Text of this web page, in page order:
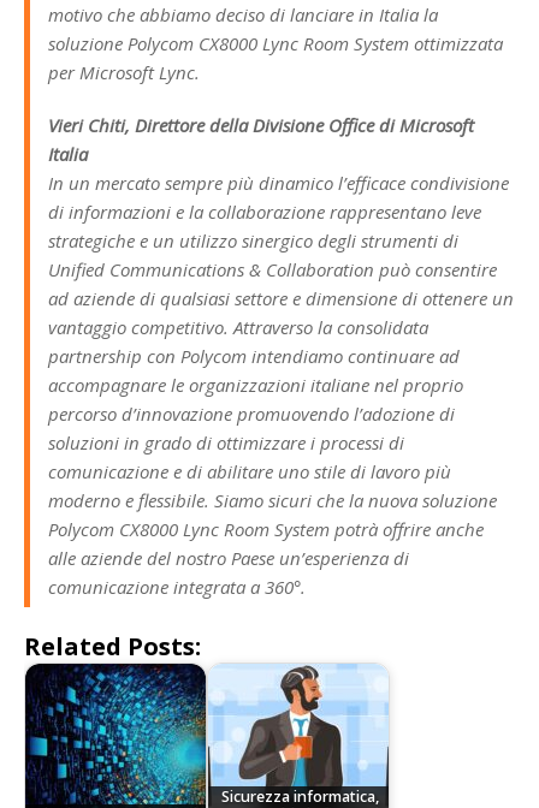
motivo che abbiamo deciso di lanciare in Italia la
soluzione Polycom CX8000 Lync Room System ottimizzata
per Microsoft Lync.
Vieri Chiti, Direttore della Divisione Office di Microsoft
Italia
In un mercato sempre più dinamico l’efficace condivisione
di informazioni e la collaborazione rappresentano leve
strategiche e un utilizzo sinergico degli strumenti di
Unified Communications & Collaboration può consentire
ad aziende di qualsiasi settore e dimensione di ottenere un
vantaggio competitivo. Attraverso la consolidata
partnership con Polycom intendiamo continuare ad
accompagnare le organizzazioni italiane nel proprio
percorso d’innovazione promuovendo l’adozione di
soluzioni in grado di ottimizzare i processi di
comunicazione e di abilitare uno stile di lavoro più
moderno e flessibile. Siamo sicuri che la nuova soluzione
Polycom CX8000 Lync Room System potrà offrire anche
alle aziende del nostro Paese un’esperienza di
comunicazione integrata a 360°.
Related Posts:
Sicurezza informatica,